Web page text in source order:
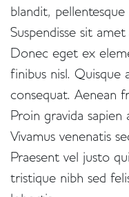
blandit,
Suspendisse sit
Donec eget ex
finibus nisl. Quisque
consequat. Aenean
Proin gravida sapien
Vivamus venenatis
Praesent vel justo
tristique nibh sed